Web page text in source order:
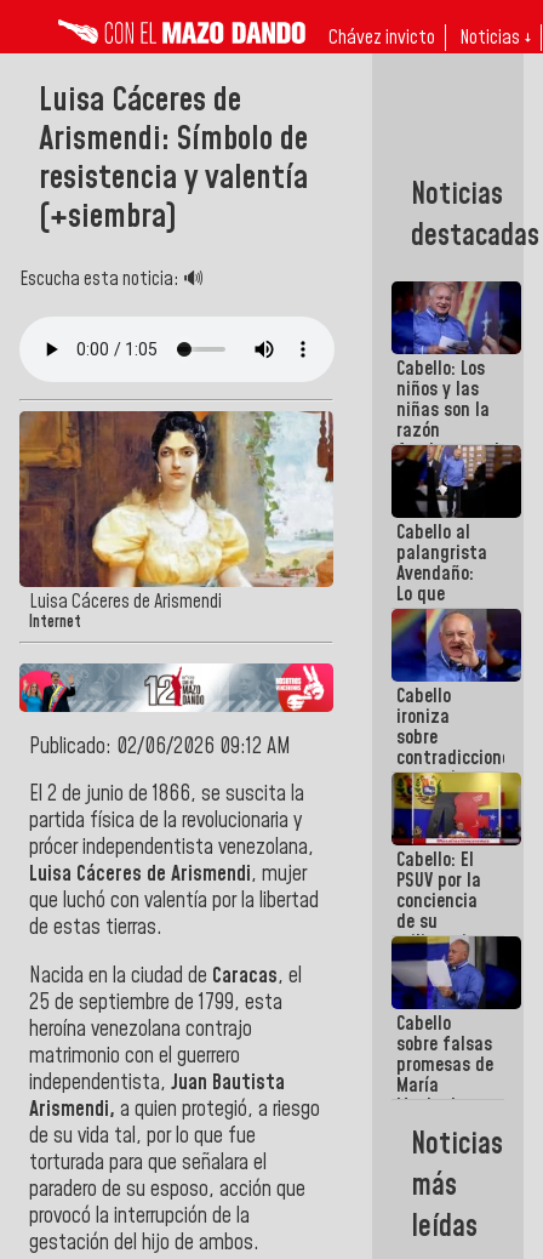
Chávez invicto Noticias ↓
Luisa Cáceres de
Arismendi: Símbolo de
resistencia y valentía
(+siembra)
Escucha esta noticia: 🔊
Luisa Cáceres de Arismendi
Internet
Publicado: 02/06/2026 09:12 AM
El 2 de junio de 1866, se suscita la
partida física de la revolucionaria y
prócer independentista venezolana,
Luisa Cáceres de Arismendi, mujer
que luchó con valentía por la libertad
de estas tierras.
Nacida en la ciudad de Caracas, el
25 de septiembre de 1799, esta
heroína venezolana contrajo
matrimonio con el guerrero
independentista, Juan Bautista
Arismendi, a quien protegió, a riesgo
de su vida tal, por lo que fue
torturada para que señalara el
paradero de su esposo, acción que
provocó la interrupción de la
gestación del hijo de ambos.
Noticias
destacadas
Cabello: Los
niños y las
niñas son la
razón
fundamental
de todo lo
que
estamos
haciendo
Cabello al
palangrista
Avendaño:
Lo que
vayas a
escribir
hazlo hoy
por que no
sabemos si
la semana
que viene
hay
programa
Cabello
ironiza
sobre
contradicciones
y mentiras
de María
Machado:
¡Créanle!
Cabello: El
PSUV por la
conciencia
de su
militancia
es la
organización
política más
sólida de
Venezuela
Cabello
sobre falsas
promesas de
María
Machado:
¿Quién le
puede creer?
¿Y la gente
que ella iba
a salvar en
La Guaira?
Noticias
más
leídas